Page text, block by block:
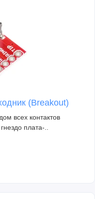
(Breakout)
всех контактов
плата-..